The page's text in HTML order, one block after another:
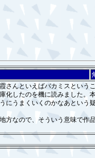
んといえばバカミスという
化したのを機に読みました
にうまくいくのかなあとい
なので、そういう意味で作